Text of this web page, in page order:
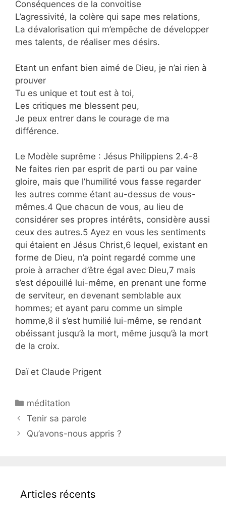
Conséquences de la convoitise
L’agressivité, la colère qui sape mes relations,
La dévalorisation qui m’empêche de développer
mes talents, de réaliser mes désirs.
Etant un enfant bien aimé de Dieu, je n’ai rien à
prouver
Tu es unique et tout est à toi,
Les critiques me blessent peu,
Je peux entrer dans le courage de ma
différence.
Le Modèle suprême : Jésus Philippiens 2.4-8
Ne faites rien par esprit de parti ou par vaine
gloire, mais que l’humilité vous fasse regarder
les autres comme étant au-dessus de vous-
mêmes.4 Que chacun de vous, au lieu de
considérer ses propres intérêts, considère aussi
ceux des autres.5 Ayez en vous les sentiments
qui étaient en Jésus Christ,6 lequel, existant en
forme de Dieu, n’a point regardé comme une
proie à arracher d’être égal avec Dieu,7 mais
s’est dépouillé lui-même, en prenant une forme
de serviteur, en devenant semblable aux
hommes; et ayant paru comme un simple
homme,8 il s’est humilié lui-même, se rendant
obéissant jusqu’à la mort, même jusqu’à la mort
de la croix.
Daï et Claude Prigent
méditation
Tenir sa parole
Qu’avons-nous appris ?
Articles récents